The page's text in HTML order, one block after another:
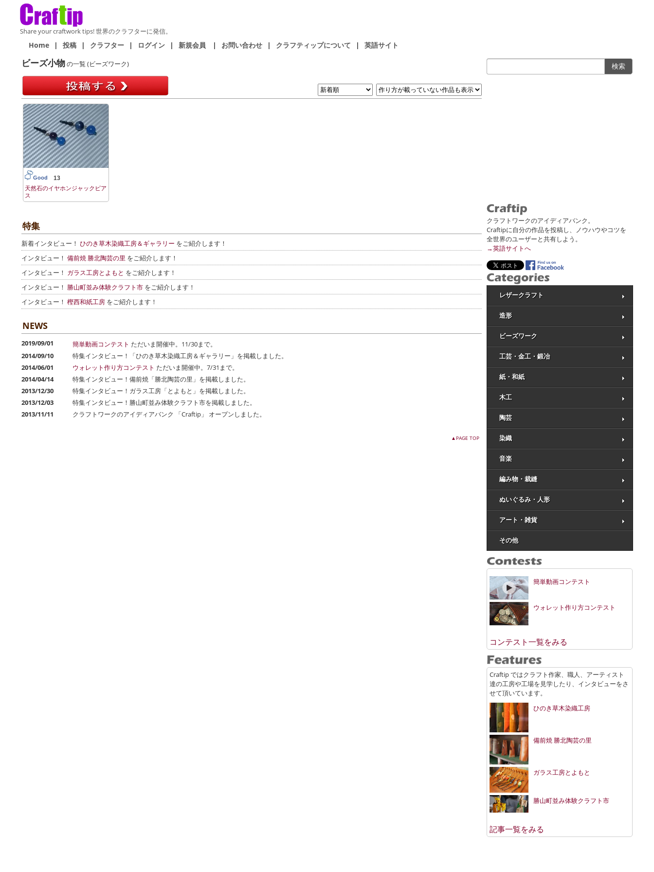
Share your craftwork tips! 世界のクラフターに発信。
Home | 投稿 | クラフター | ログイン | 新規会員 | お問い合わせ | クラフティップについて | 英語サイト
ビーズ小物の一覧 (ビーズワーク)
Good 13
天然石のイヤホンジャックピア
ス
特集
新着インタビュー！ ひのき草木染織工房＆ギャラリー をご紹介します！
インタビュー！ 備前焼 勝北陶芸の里 をご紹介します！
インタビュー！ ガラス工房とよもと をご紹介します！
インタビュー！ 勝山町並み体験クラフト市をご紹介します！
インタビュー！ 樫西和紙工房をご紹介します！
NEWS
2019/09/01 簡単動画コンテスト ただいま開催中。11/30まで。
2014/09/10
特集インタビュー！「ひのき草木染織工房＆ギャラリー」を掲載しました。
2014/06/01
ウォレット作り方コンテスト ただいま開催中。7/31まで。
2014/04/14
特集インタビュー！備前焼「勝北陶芸の里」を掲載しました。
2013/12/30
特集インタビュー！ガラス工房「とよもと」を掲載しました。
2013/12/03
特集インタビュー！勝山町並み体験クラフト市を掲載しました。
2013/11/11
クラフトワークのアイディアバンク 「Craftip」 オープンしました。
▲PAGE TOP
クラフトワークのアイディアバンク。
Craftipに自分の作品を投稿し、ノウハウやコツを
全世界のユーザーと共有しよう。
→英語サイトへ
レザークラフト
造形
ビーズワーク
工芸・金工・鍛冶
紙・和紙
木工
陶芸
染織
音楽
編み物・裁縫
ぬいぐるみ・人形
アート・雑貨
その他
簡単動画コンテスト
ウォレット作り方コンテスト
コンテスト一覧をみる
Craftip ではクラフト作家、職人、アーティスト
達の工房や工場を見学したり、インタビューをさ
せて頂いています。
ひのき草木染織工房
備前焼 勝北陶芸の里
ガラス工房とよもと
勝山町並み体験クラフト市
記事一覧をみる